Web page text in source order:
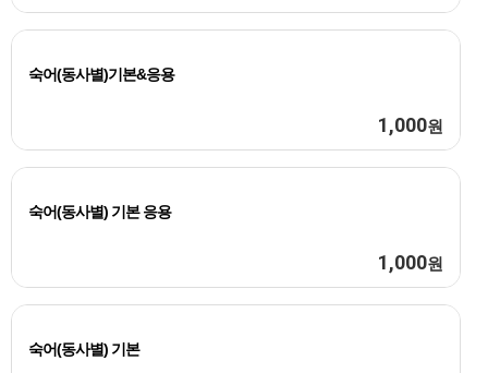
숙어(동사별)기본&응용
1,000원
숙어(동사별) 기본 응용
1,000원
숙어(동사별) 기본